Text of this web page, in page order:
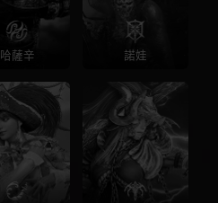
哈薩辛 諾娃